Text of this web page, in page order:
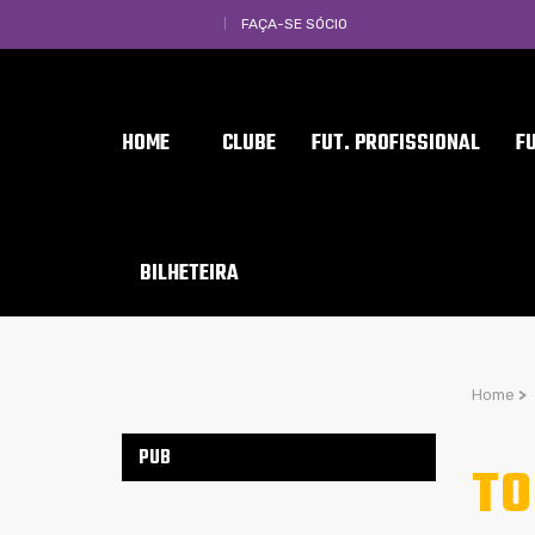
FAÇA-SE SÓCIO
HOME CLUBE FUT. PROFISSIONAL
BILHETEIRA
Home >
PUB